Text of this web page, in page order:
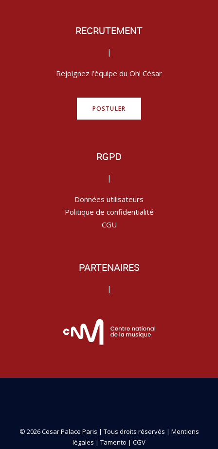
RECRUTEMENT
|
Rejoignez l’équipe du Oh! César
POSTULER
RGPD
|
Données utilisateurs
Politique de confidentialité
CGU
PARTENAIRES
|
© 2026 Cesar Palace Paris | Tous droits réservés | Mentions
légales | Tamento | CGV